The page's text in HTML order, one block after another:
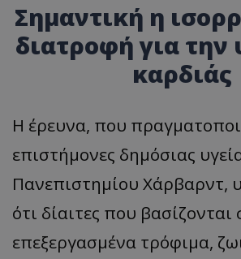
Σημαντική η
διατροφή για την
καρδιάς
Η έρευνα, που
επιστήμονες δημόσιας
Πανεπιστημίου Χάρβαρντ,
ότι δίαιτες που βασίζονται
επεξεργασμένα τρόφιμα,